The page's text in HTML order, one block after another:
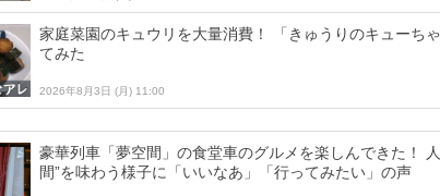
家庭菜園のキュウリを大量消費！ 「きゅうりのキューち
てみた
2026年8月3日 (月) 11:00
豪華列車「夢空間」の食堂車のグルメを楽しんできた！
間”を味わう様子に「いいなあ」「行ってみたい」の声